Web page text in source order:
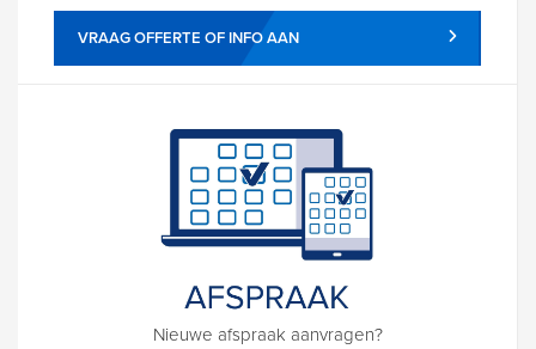
VRAAG OFFERTE OF INFO AAN
Nieuwe afspraak aanvragen?